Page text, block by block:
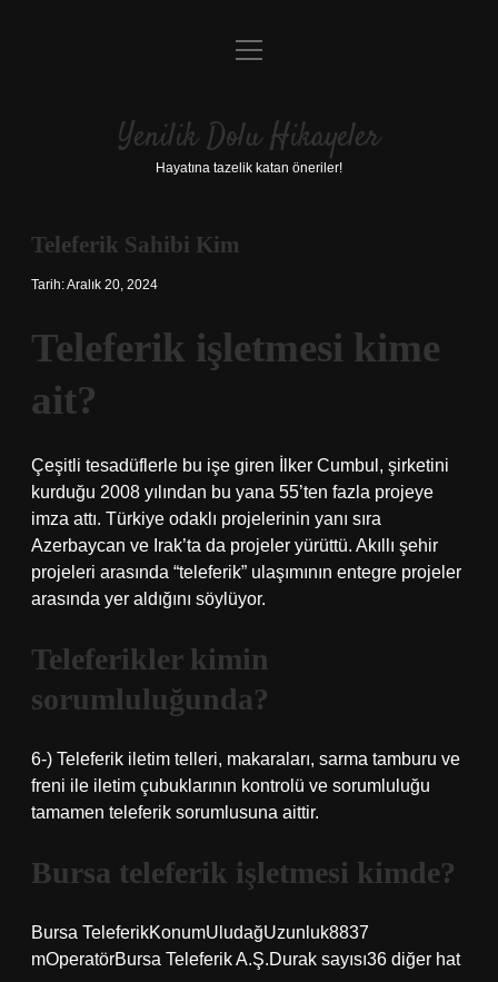
Anasayfa
Yasal Uyarı
menüyü
Yenilik Dolu Hikayeler
Hayatına tazelik katan öneriler!
Teleferik Sahibi Kim
Tarih: Aralık 20, 2024
Teleferik işletmesi kime
ait?
Çeşitli tesadüflerle bu işe giren İlker Cumbul, şirketini
kurduğu 2008 yılından bu yana 55’ten fazla projeye
imza attı. Türkiye odaklı projelerinin yanı sıra
Azerbaycan ve Irak’ta da projeler yürüttü. Akıllı şehir
projeleri arasında “teleferik” ulaşımının entegre projeler
arasında yer aldığını söylüyor.
Teleferikler kimin
sorumluluğunda?
6-) Teleferik iletim telleri, makaraları, sarma tamburu ve
freni ile iletim çubuklarının kontrolü ve sorumluluğu
tamamen teleferik sorumlusuna aittir.
Bursa teleferik işletmesi kimde?
Bursa TeleferikKonumUludağUzunluk8837
mOperatörBursa Teleferik A.Ş.Durak sayısı36 diğer hat